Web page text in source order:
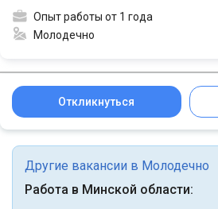
Опыт работы от 1 года
Молодечно
Откликнуться
Другие вакансии в Молодечно
Работа в Минской области: